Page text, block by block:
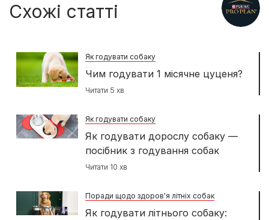
Схожі статті
Як годувати собаку
Чим годувати 1 місячне цуценя?
Читати 5 хв
Як годувати собаку
Як годувати дорослу собаку —
посібник з годування собак
Читати 10 хв
Поради щодо здоров'я літніх собак
Як годувати літнього собаку: